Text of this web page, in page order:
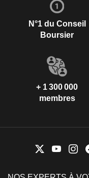
N°1 du Conseil
Boursier
+ 1 300 000
membres